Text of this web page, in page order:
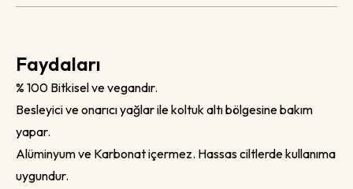
Faydaları
% 100 Bitkisel ve vegandır.
Besleyici ve onarıcı yağlar ile koltuk altı bölgesine bakım
yapar.
Alüminyum ve Karbonat içermez. Hassas ciltlerde kullanıma
uygundur.